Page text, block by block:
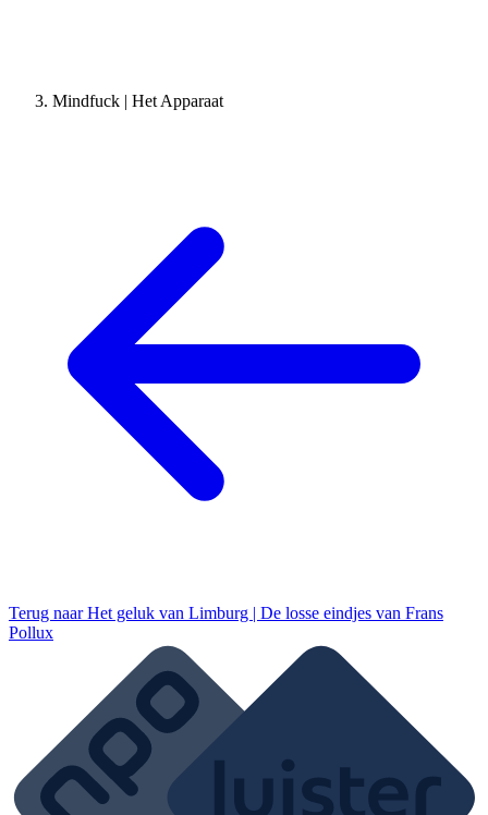
Mindfuck | Het Apparaat
Terug naarHet geluk van Limburg | De losse eindjes van Frans
Pollux